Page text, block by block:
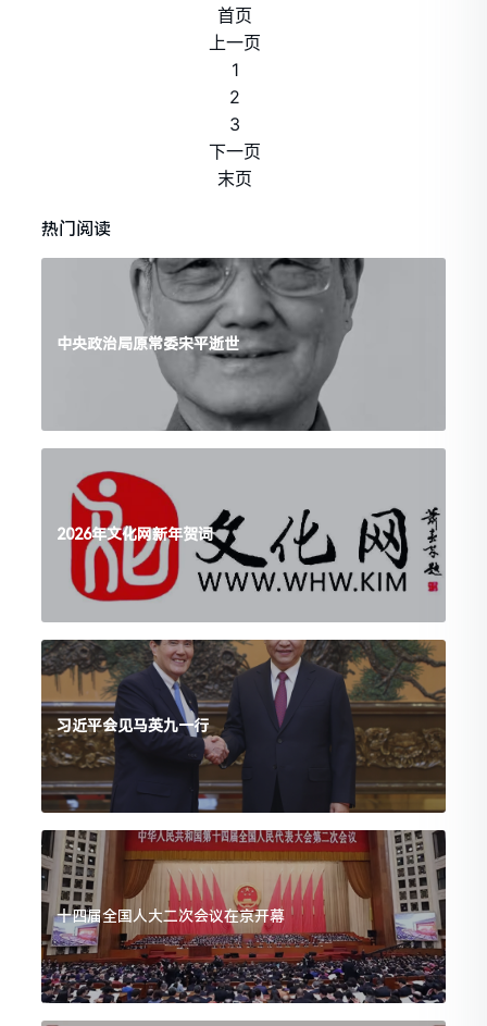
发心脏病，经全力抢救无效，于10月27
日0时10分在上海逝世，享年68岁。
（讣告后发）
首页
上一页
1
2
3
下一页
末页
热门阅读
中央政治局原常委宋平逝世
2026年文化网新年贺词
习近平会见马英九一行
十四届全国人大二次会议在京开幕